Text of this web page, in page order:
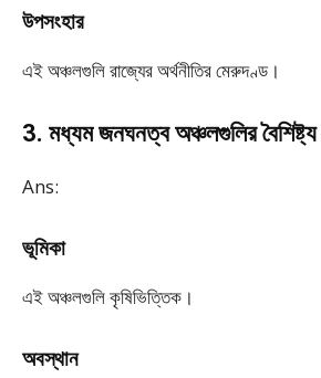
উপসংহার
এই অঞ্চলগুলি রাজ্যের অর্থনীতির মেরুদণ্ড।
3. মধ্যম জনঘনত্ব অঞ্চলগুলির
Ans:
ভূমিকা
এই অঞ্চলগুলি কৃষিভিত্তিক।
অবস্থান